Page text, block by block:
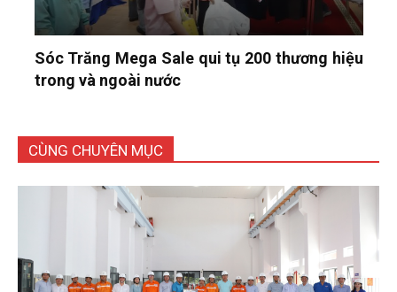
Sóc Trăng Mega Sale qui tụ 200 thương hiệu
trong và ngoài nước
CÙNG CHUYÊN MỤC